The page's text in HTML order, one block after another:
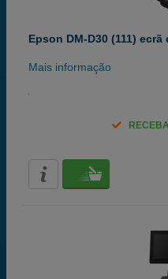
Epson DM-D30 (111)
Mais informação